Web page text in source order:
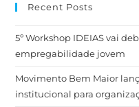
Recent Posts
5º Workshop IDEIAS vai
empregabilidade jovem
Movimento Bem Maior
institucional para